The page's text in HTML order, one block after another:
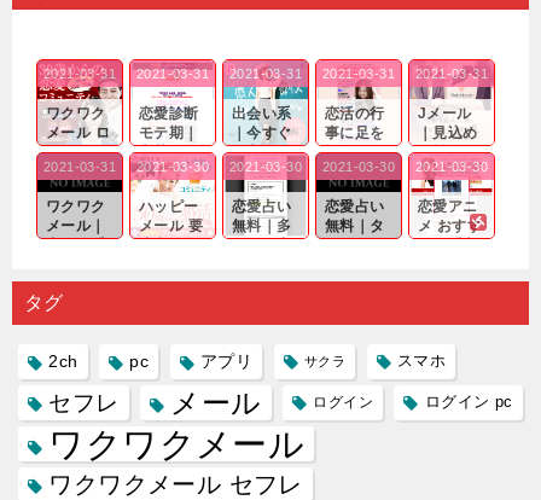
ワクワク
メール ロ
グイン pc
｜心の底
から真
剣...
2021-03-31
恋愛診断
モテ期｜
老若男女
問わ
ず…。
2021-03-31
出会い系
｜今すぐ
仲良くな
れる相手
探しをし
たいと...
2021-03-31
恋活の行
事に足を
運んでも
出会いの
チャンス
が訪れ...
2021-03-31
Jメール
｜見込め
る効果が
確実なも
のであっ
ても…...
2021-03-31
ワクワク
メール｜
り会った
人に軽...
2021-03-31
ハッピー
メール 要
するので
2021-03-30
恋愛占い
無料｜多
プリの内
2021-03-30
恋愛占い
無料｜タ
る人に恋
2021-03-30
恋愛アニ
メ おすす
雑で素人
2021-03-30
タグ
2ch pc アプリ サクラ スマホ
セフレ メール ログイン ログイン pc
ワクワクメール
ワクワクメール セフレ